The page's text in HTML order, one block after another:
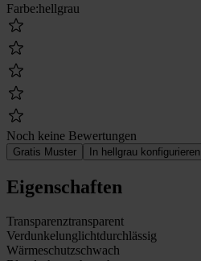
Farbe:hellgrau
Noch keine Bewertungen
Gratis Muster In hellgrau konfigurieren
Eigenschaften
Transparenztransparent
Verdunkelunglichtdurchlässig
Wärmeschutzschwach